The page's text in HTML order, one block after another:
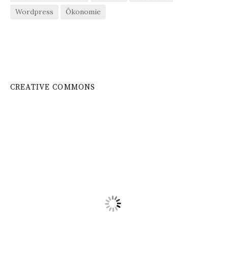
Wordpress
Ökonomie
CREATIVE COMMONS